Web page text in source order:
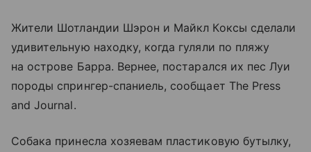
Жители Шотландии Шэрон и Майкл Коксы сделали
удивительную находку, когда гуляли по пляжу
на острове Барра. Вернее, постарался их пес Луи
породы спрингер-спаниель, сообщает The Press
and Journal.
Собака принесла хозяевам пластиковую бутылку,